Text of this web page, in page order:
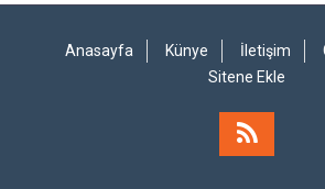
Anasayfa Künye İletişim
Sitene Ekle